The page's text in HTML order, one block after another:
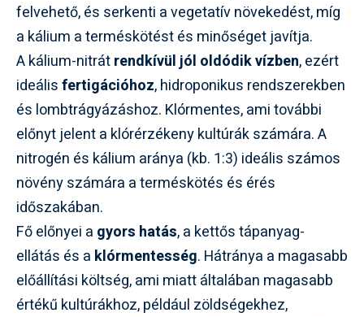
felvehető, és serkenti a vegetatív növekedést, míg
a kálium a terméskötést és minőséget javítja.
A kálium-nitrátrendkívül jól oldódik vízben, ezért
ideálisfertigációhoz, hidroponikus rendszerekben
és lombtrágyázáshoz. Klórmentes, ami további
előnyt jelent a klórérzékeny kultúrák számára. A
nitrogén és kálium aránya (kb. 1:3) ideális számos
növény számára a terméskötés és érés
időszakában.
Fő előnyei a gyors hatás, a kettős tápanyag-
ellátás és a klórmentesség. Hátránya a magasabb
előállítási költség, ami miatt általában magasabb
értékű kultúrákhoz, például zöldségekhez,